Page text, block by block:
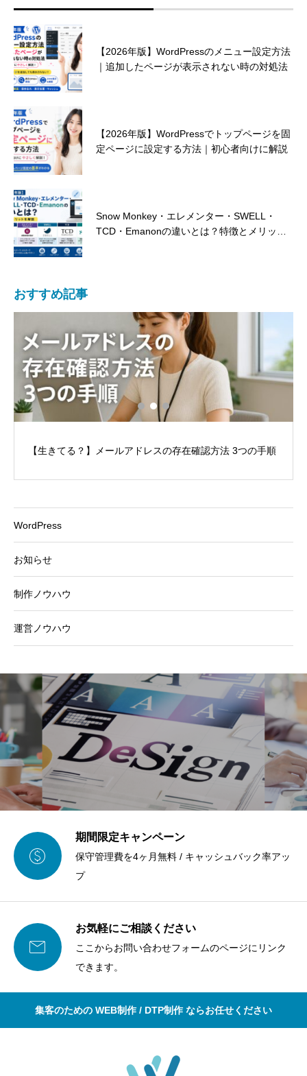
【2026年版】WordPressのメニュー設定方法
｜追加したページが表示されない時の対処法
【2026年版】WordPressでトップページを固
定ページに設定する方法｜初心者向けに解説
Snow Monkey・エレメンター・SWELL・
TCD・Emanonの違いとは？特徴とメリット
ランサーズ ランキング 2024 受賞のお知ら
せ！
見込み客を獲得するためのホームページデザ
インとは？
なりました！
おすすめ記事
【生きてる？】メールアドレスの存在確認方法 3つの手順
WordPress
お知らせ
制作ノウハウ
運営ノウハウ

期間限定キャンペーン
保守管理費を4ヶ月無料 / キャッシュバック率アッ
プ

お気軽にご相談ください
ここからお問い合わせフォームのページにリンク
できます。
集客のための WEB制作 / DTP制作 ならお任せください